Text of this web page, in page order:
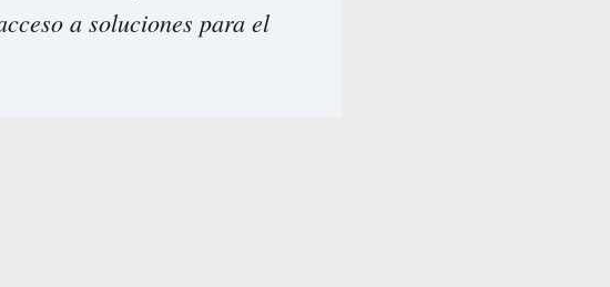
a soluciones para el